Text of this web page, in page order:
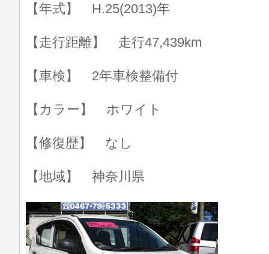
【年式】 H.25(2013)年
【走行距離】 走行47,439km
【車検】 2年車検整備付
【カラー】 ホワイト
【修復歴】 なし
【地域】 神奈川県